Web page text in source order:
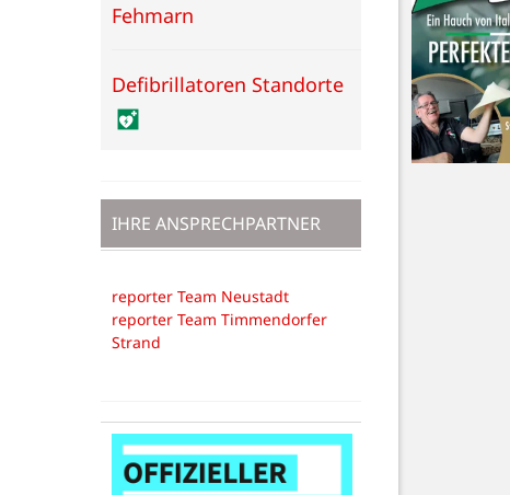
Fehmarn
Defibrillatoren Standorte
IHRE ANSPRECHPARTNER
reporter Team Neustadt
reporter Team Timmendorfer
Strand